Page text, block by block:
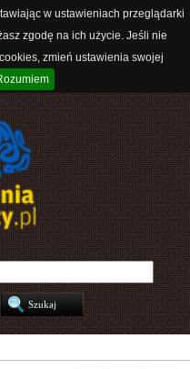
w ustawieniach przeglądarki
zgodę na ich użycie. Jeśli nie
zmień ustawienia swojej